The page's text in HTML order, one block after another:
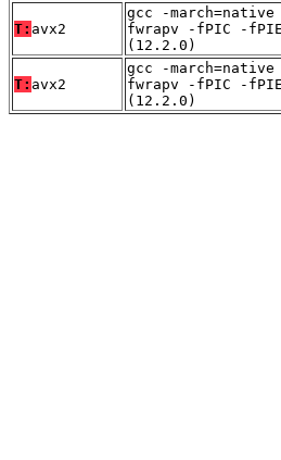
T: avx2
gcc -
fwrapv -fPIC -
(12.2.0)
T: avx2
gcc -
fwrapv -fPIC -
(12.2.0)